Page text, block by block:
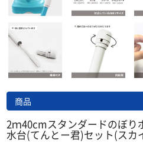
商品
2ｍ40cmスタンダードのぼり
水台(てんとー君)セット(スカ